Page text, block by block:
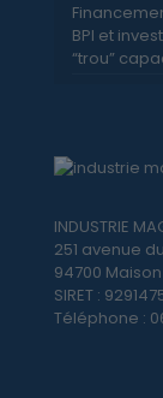
BPI et
“trou”
INDUSTRIE
251 avenue
94700
SIRET :
Téléphone :